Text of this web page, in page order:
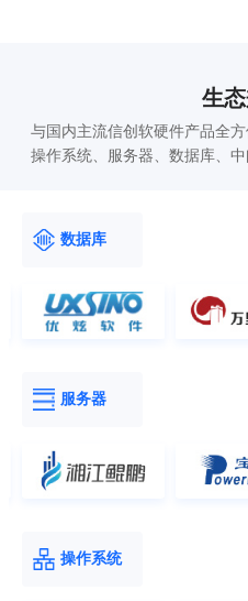
生
与国内主流信创软硬件产品全
操作系统、服务器、数据库、
数据库
服务器
操作系统